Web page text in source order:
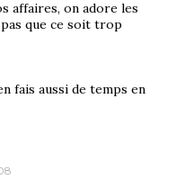
affaires, on adore les
que ce soit trop
fais aussi de temps en